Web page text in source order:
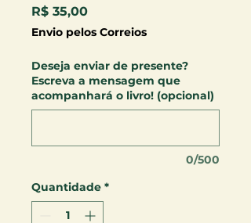
R$ 35,00Preço
Envio pelos Correios
Deseja enviar de presente?
Escreva a mensagem que
acompanhará o livro! (opcional)
0/500
Quantidade *